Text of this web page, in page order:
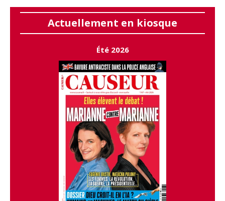
Actuellement en kiosque
Été 2026